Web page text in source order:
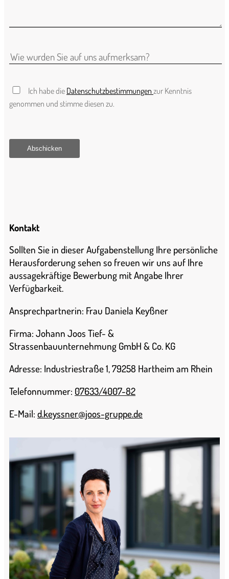
Ich habe die Datenschutzbestimmungen zur Kenntnis
genommen und stimme diesen zu.
Kontakt
Sollten Sie in dieser Aufgabenstellung Ihre persönliche
Herausforderung sehen so freuen wir uns auf Ihre
aussagekräftige Bewerbung mit Angabe Ihrer
Verfügbarkeit.
Ansprechpartnerin: Frau Daniela Keyßner
Firma: Johann Joos Tief- &
Strassenbauunternehmung GmbH & Co. KG
Adresse: Industriestraße 1, 79258 Hartheim am Rhein
Telefonnummer: 07633/4007-82
E-Mail: d.keyssner@joos-gruppe.de